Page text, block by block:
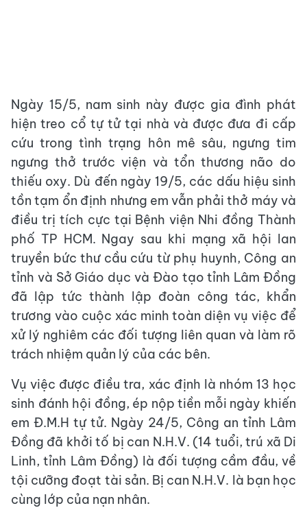
Ngày 15/5, nam sinh này được gia đình phát
hiện treo cổ tự tử tại nhà và được đưa đi cấp
cứu trong tình trạng hôn mê sâu, ngưng tim
ngưng thở trước viện và tổn thương não do
thiếu oxy. Dù đến ngày 19/5, các dấu hiệu sinh
tồn tạm ổn định nhưng em vẫn phải thở máy và
điều trị tích cực tại Bệnh viện Nhi đồng Thành
phố TP HCM. Ngay sau khi mạng xã hội lan
truyền bức thư cầu cứu từ phụ huynh, Công an
tỉnh và Sở Giáo dục và Đào tạo tỉnh Lâm Đồng
đã lập tức thành lập đoàn công tác, khẩn
trương vào cuộc xác minh toàn diện vụ việc để
xử lý nghiêm các đối tượng liên quan và làm rõ
trách nhiệm quản lý của các bên.
Vụ việc được điều tra, xác định là nhóm 13 học
sinh đánh hội đồng, ép nộp tiền mỗi ngày khiến
em Đ.M.H tự tử. Ngày 24/5, Công an tỉnh Lâm
Đồng đã khởi tố bị can N.H.V. (14 tuổi, trú xã Di
Linh, tỉnh Lâm Đồng) là đối tượng cầm đầu, về
tội cưỡng đoạt tài sản. Bị can N.H.V. là bạn học
cùng lớp của nạn nhân.